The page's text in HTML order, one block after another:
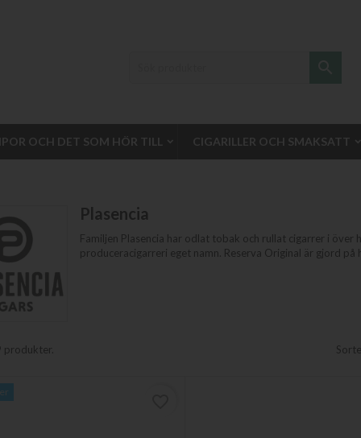
OCH DET SOM HÖR TILL CIGARILLER OCH SMAKSATT
Plasencia
Familjen Plasencia har odlat tobak och rullat cigarrer i
produceracigarreri eget namn. Reserva Original är gjord
produkter.